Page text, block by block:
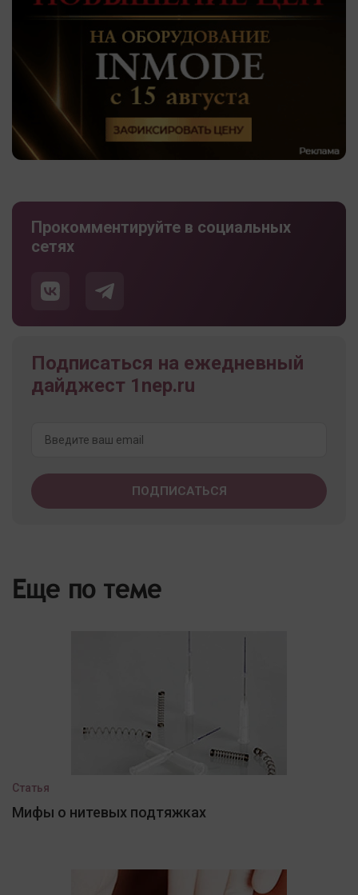
Прокомментируйте в социальных
сетях
Подписаться на ежедневный
дайджест 1nep.ru
Еще по теме
Статья
Мифы о нитевых подтяжках